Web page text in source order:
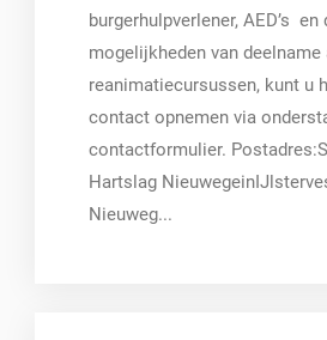
burgerhulpverlener, AED’s en
mogelijkheden van deelname
reanimatiecursussen, kunt u
contact opnemen via
contactformulier.
Hartslag
Nieuweg...